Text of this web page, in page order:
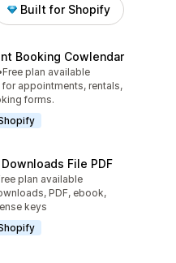
Built for Shopify
Booking Cowlendar
Free plan available
appointments, rentals,
forms.
File PDF
plan available
PDF, ebook,
keys